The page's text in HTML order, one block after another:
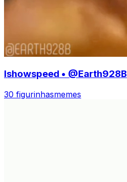
Ishowspeed • @Earth928B
30 figurinhasmemes